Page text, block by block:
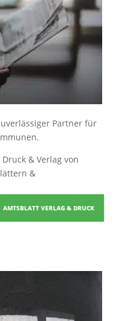
Partner für
Druck & Verlag von
&
AMTSBLATT VERLAG & DRUCK